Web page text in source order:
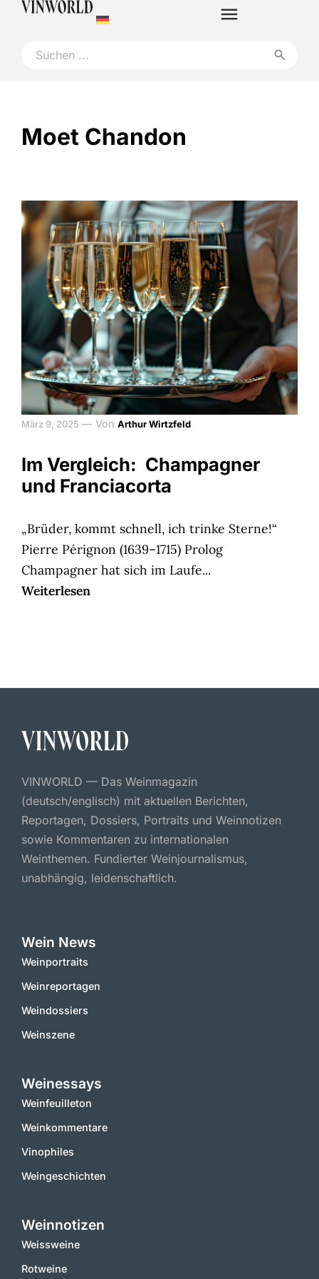
Moet Chandon
März 9, 2025 — Von Arthur Wirtzfeld
Im Vergleich: Champagner
und Franciacorta
„Brüder, kommt schnell, ich trinke Sterne!“
Pierre Pérignon (1639–1715) Prolog
Champagner hat sich im Laufe...
Weiterlesen
VINWORLD — Das Weinmagazin
(deutsch/englisch) mit aktuellen Berichten,
Reportagen, Dossiers, Portraits und Weinnotizen
sowie Kommentaren zu internationalen
Weinthemen. Fundierter Weinjournalismus,
unabhängig, leidenschaftlich.
Wein News
Weinportraits
Weinreportagen
Weindossiers
Weinszene
Weinessays
Weinfeuilleton
Weinkommentare
Vinophiles
Weingeschichten
Weinnotizen
Weissweine
Rotweine